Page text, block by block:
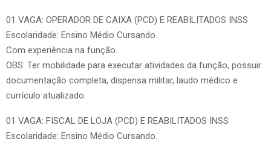
01 VAGA: OPERADOR DE CAIXA (PCD) E REABILITADOS INSS
Escolaridade: Ensino Médio Cursando.
Com experiência na função.
OBS: Ter mobilidade para executar atividades da função, possuir
documentação completa, dispensa militar, laudo médico e
currículo atualizado.
01 VAGA: FISCAL DE LOJA (PCD) E REABILITADOS INSS
Escolaridade: Ensino Médio Cursando.